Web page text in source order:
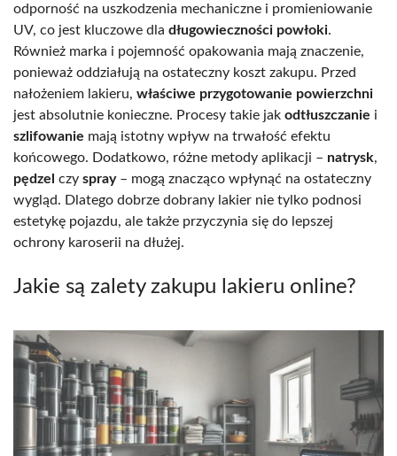
odporność na uszkodzenia mechaniczne i promieniowanie
UV, co jest kluczowe dla długowieczności powłoki.
Również marka i pojemność opakowania mają znaczenie,
ponieważ oddziałują na ostateczny koszt zakupu. Przed
nałożeniem lakieru, właściwe przygotowanie powierzchni
jest absolutnie konieczne. Procesy takie jak odtłuszczanie i
szlifowanie mają istotny wpływ na trwałość efektu
końcowego. Dodatkowo, różne metody aplikacji – natrysk,
pędzel czy spray– mogą znacząco wpłynąć na ostateczny
wygląd. Dlatego dobrze dobrany lakier nie tylko podnosi
estetykę pojazdu, ale także przyczynia się do lepszej
ochrony karoserii na dłużej.
Jakie są zalety zakupu lakieru online?